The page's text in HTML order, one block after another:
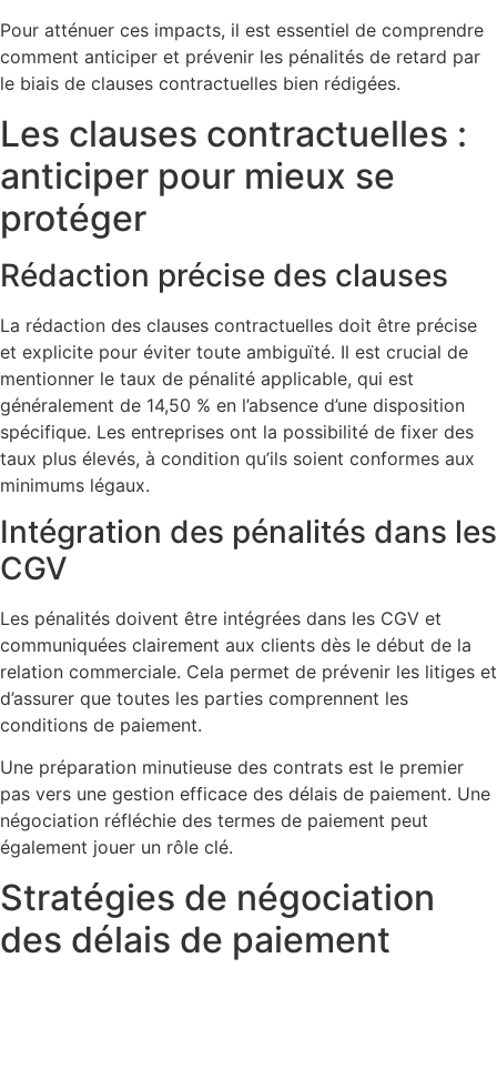
Pour atténuer ces impacts, il est essentiel de comprendre
comment anticiper et prévenir les pénalités de retard par
le biais de clauses contractuelles bien rédigées.
Les clauses contractuelles :
anticiper pour mieux se
protéger
Rédaction précise des clauses
La rédaction des clauses contractuelles doit être précise
et explicite pour éviter toute ambiguïté. Il est crucial de
mentionner le taux de pénalité applicable, qui est
généralement de 14,50 % en l’absence d’une disposition
spécifique. Les entreprises ont la possibilité de fixer des
taux plus élevés, à condition qu’ils soient conformes aux
minimums légaux.
Intégration des pénalités dans les
CGV
Les pénalités doivent être intégrées dans les CGV et
communiquées clairement aux clients dès le début de la
relation commerciale. Cela permet de prévenir les litiges et
d’assurer que toutes les parties comprennent les
conditions de paiement.
Une préparation minutieuse des contrats est le premier
pas vers une gestion efficace des délais de paiement. Une
négociation réfléchie des termes de paiement peut
également jouer un rôle clé.
Stratégies de négociation
des délais de paiement